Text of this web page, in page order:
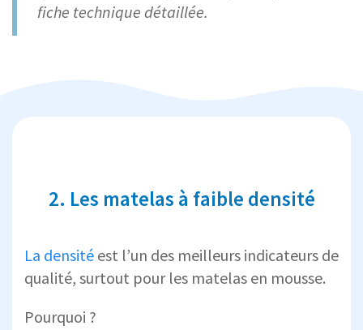
fiche technique détaillée.
2. Les matelas à faible densité
La densité est l’un des meilleurs indicateurs de
qualité, surtout pour les matelas en mousse.
Pourquoi ?